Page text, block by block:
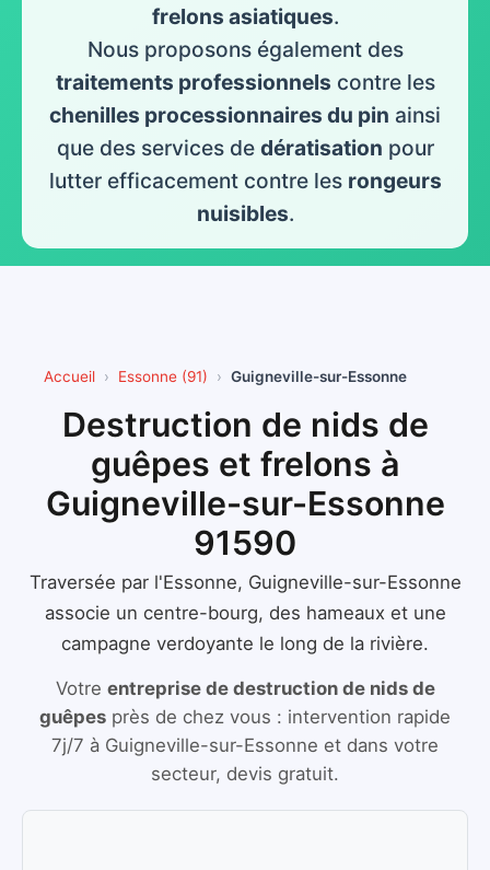
frelons asiatiques.
Nous proposons également des
traitements professionnels contre les
chenilles processionnaires du pin ainsi
que des services de dératisation pour
lutter efficacement contre les rongeurs
nuisibles.
Accueil Essonne (91) Guigneville-sur-Essonne
Destruction de nids de
guêpes et frelons à
Guigneville-sur-Essonne
91590
Traversée par l'Essonne, Guigneville-sur-Essonne
associe un centre-bourg, des hameaux et une
campagne verdoyante le long de la rivière.
Votre entreprise de destruction de nids de
guêpes près de chez vous : intervention rapide
7j/7 à Guigneville-sur-Essonne et dans votre
secteur, devis gratuit.